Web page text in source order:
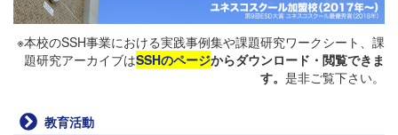
※本校のSSH事業における実践事例集や課題研究ワークシート、課
題研究アーカイブはSSHのページからダウンロード・閲覧できま
す。 是非ご覧下さい。
教育活動